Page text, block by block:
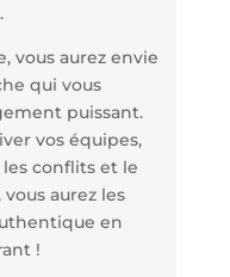
vous aurez envie
qui vous
puissant.
vos équipes,
conflits et le
aurez les
en
!